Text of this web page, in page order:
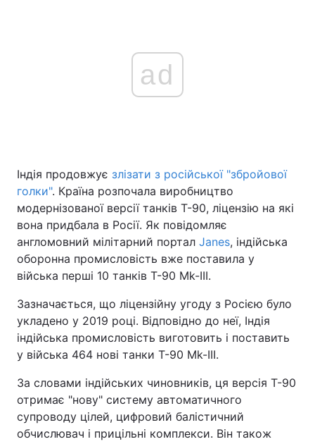
ad
Індія продовжує злізати з російської "збройової
голки". Країна розпочала виробництво
модернізованої версії танків Т-90, ліцензію на які
вона придбала в Росії. Як повідомляє
англомовний мілітарний портал Janes, індійська
оборонна промисловість вже поставила у
війська перші 10 танків Т-90 Mk-III.
Зазначається, що ліцензійну угоду з Росією було
укладено у 2019 році. Відповідно до неї, Індія
індійська промисловість виготовить і поставить
у війська 464 нові танки Т-90 Mk-III.
За словами індійських чиновників, ця версія Т-90
отримає "нову" систему автоматичного
супроводу цілей, цифровий балістичний
обчислювач і прицільні комплекси. Він також